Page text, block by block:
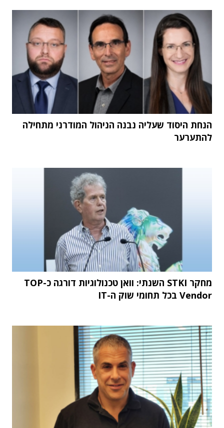
הנחת היסוד שעליה נבנה הניהול המודרני מתחילה
להתערער
מחקר STKI השנתי: וואן טכנולוגיות דורגה כ-TOP
Vendor בכל תחומי שוק ה-IT